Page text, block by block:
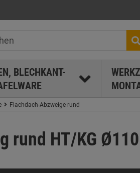
BLECHKANT-
Flachdach-Abzweige rund
HT/KG